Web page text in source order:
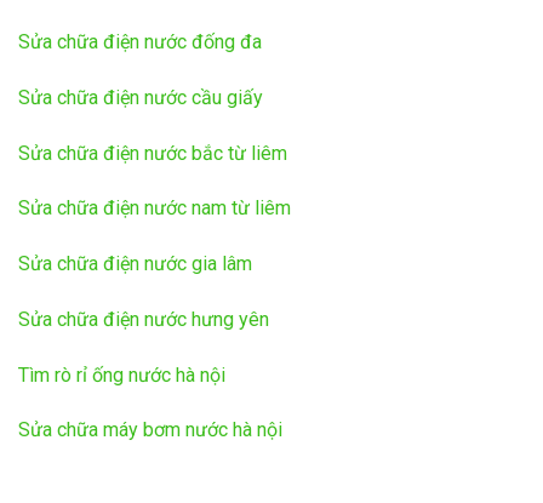
Sửa chữa điện nước đống đa
Sửa chữa điện nước cầu giấy
Sửa chữa điện nước bắc từ liêm
Sửa chữa điện nước nam từ liêm
Sửa chữa điện nước gia lâm
Sửa chữa điện nước hưng yên
Tìm rò rỉ ống nước hà nội
Sửa chữa máy bơm nước hà nội